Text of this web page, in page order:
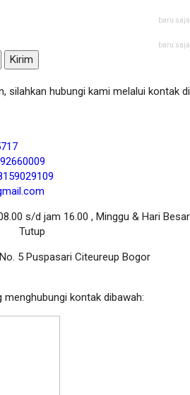
baru saja
baru saja
Kirim
silahkan hubungi kami melalui kontak di
s/d jam 16.00 , Minggu & Hari Besar
Tutup
5 Puspasari Citeureup Bogor
kontak dibawah: